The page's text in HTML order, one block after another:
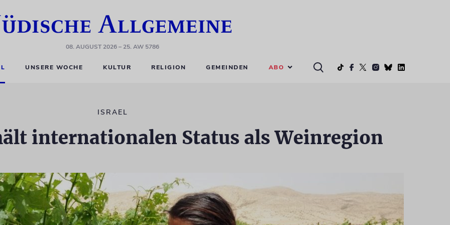
08. AUGUST 2026– 25. AW 5786
UNSERE WOCHE KULTUR RELIGION GEMEINDEN ABO
ISRAEL
internationalen Status als Weinregion